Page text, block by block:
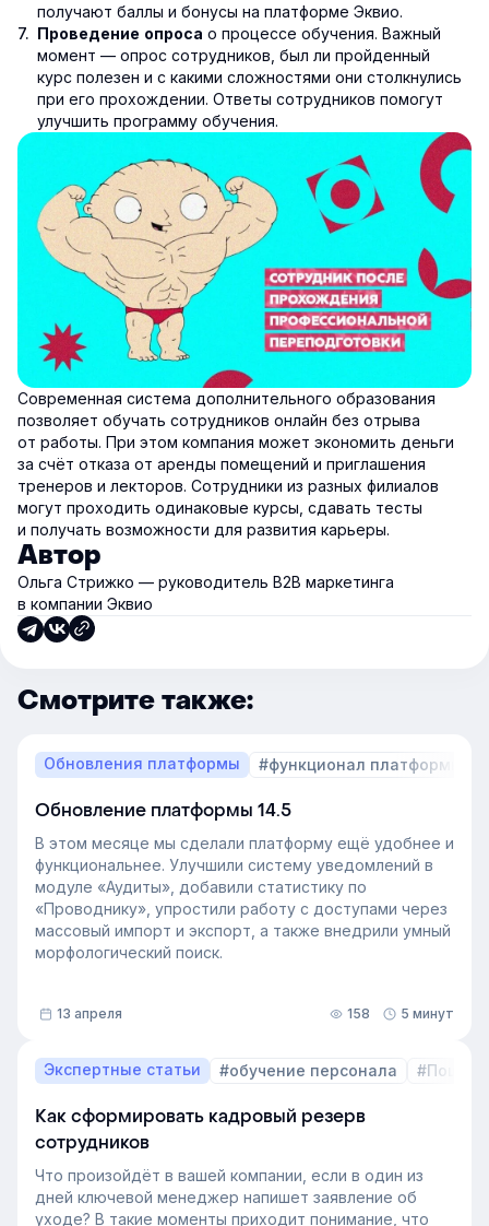
получают баллы и бонусы на платформе Эквио.
Проведение опроса о процессе обучения. Важный
момент — опрос сотрудников, был ли пройденный
курс полезен и с какими сложностями они столкнулись
при его прохождении. Ответы сотрудников помогут
улучшить программу обучения.
Современная система дополнительного образования
позволяет обучать сотрудников онлайн без отрыва
от работы. При этом компания может экономить деньги
за счёт отказа от аренды помещений и приглашения
тренеров и лекторов. Сотрудники из разных филиалов
могут проходить одинаковые курсы, сдавать тесты
и получать возможности для развития карьеры.
Автор
Ольга Стрижко — руководитель В2В маркетинга
в компании Эквио
Смотрите также:
Обновления платформы #функционал платформы
Обновление платформы 14.5
В этом месяце мы сделали платформу ещё удобнее и
функциональнее. Улучшили систему уведомлений в
модуле «Аудиты», добавили статистику по
«Проводнику», упростили работу с доступами через
массовый импорт и экспорт, а также внедрили умный
морфологический поиск.
13 апреля 158 5 минут
Экспертные статьи #обучение персонала
Как сформировать кадровый резерв
сотрудников
Что произойдёт в вашей компании, если в один из
дней ключевой менеджер напишет заявление об
уходе? В такие моменты приходит понимание, что